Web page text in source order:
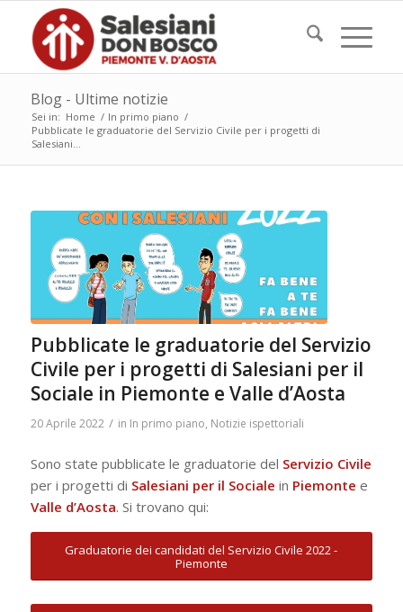
Blog - Ultime notizie
Sei in: Home / In primo piano /
Pubblicate le graduatorie del Servizio Civile per i progetti di
Salesiani...
Pubblicate le graduatorie del Servizio
Civile per i progetti di Salesiani per il
Sociale in Piemonte e Valle d’Aosta
20 Aprile 2022 / in In primo piano, Notizie ispettoriali
Sono state pubblicate le graduatorie del Servizio Civile
per i progetti di Salesiani per il Sociale in Piemonte e
Valle d’Aosta. Si trovano qui:
Graduatorie dei candidati del Servizio Civile 2022 -
Piemonte